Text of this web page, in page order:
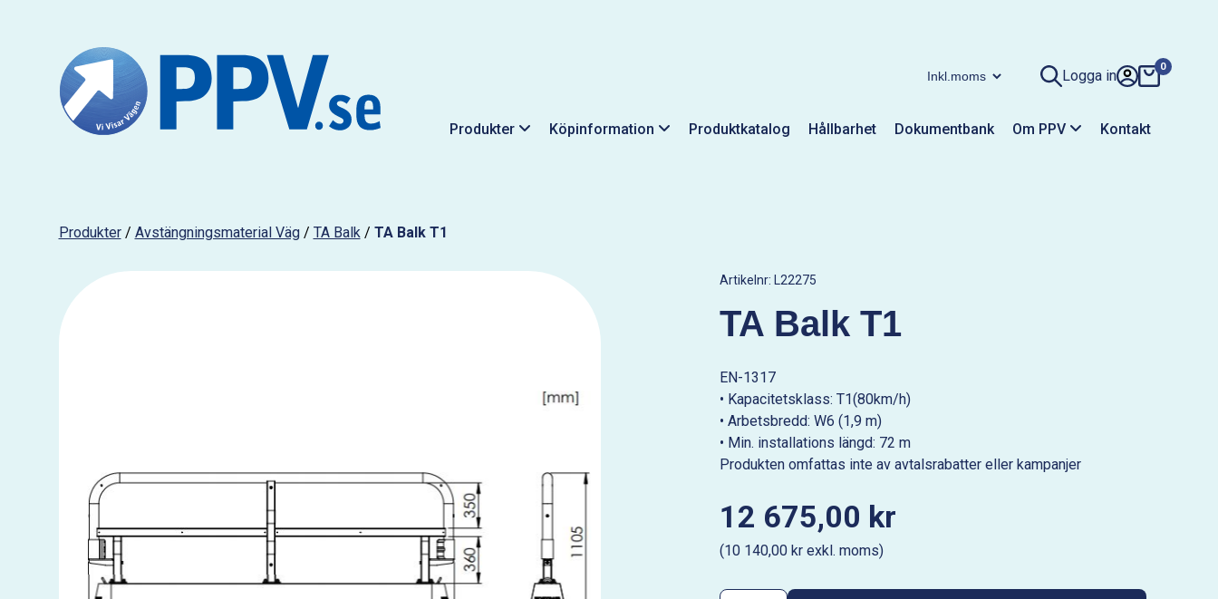
Logga in
0
Produkter Köpinformation Produktkatalog Hållbarhet Dokumentbank Om PPV Kontakt
Produkter/ Avstängningsmaterial Väg/ TA Balk/ TA Balk T1
Artikelnr: L22275
TA Balk T1
EN-1317
• Kapacitetsklass: T1(80km/h)
• Arbetsbredd: W6 (1,9 m)
• Min. installations längd: 72 m
Produkten omfattas inte av avtalsrabatter eller kampanjer
12 675,00 kr
(10 140,00 kr exkl. moms)